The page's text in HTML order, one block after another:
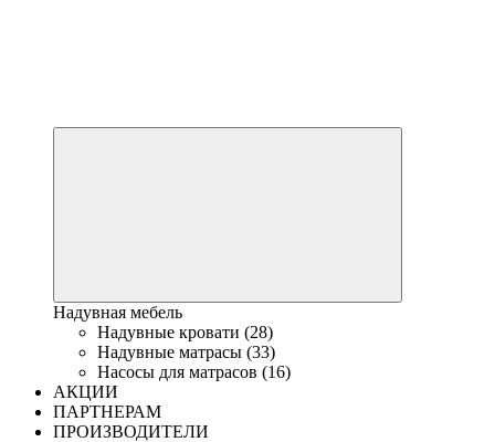
Надувная мебель
Надувные кровати (28)
Надувные матрасы (33)
Насосы для матрасов (16)
АКЦИИ
ПАРТНЕРАМ
ПРОИЗВОДИТЕЛИ